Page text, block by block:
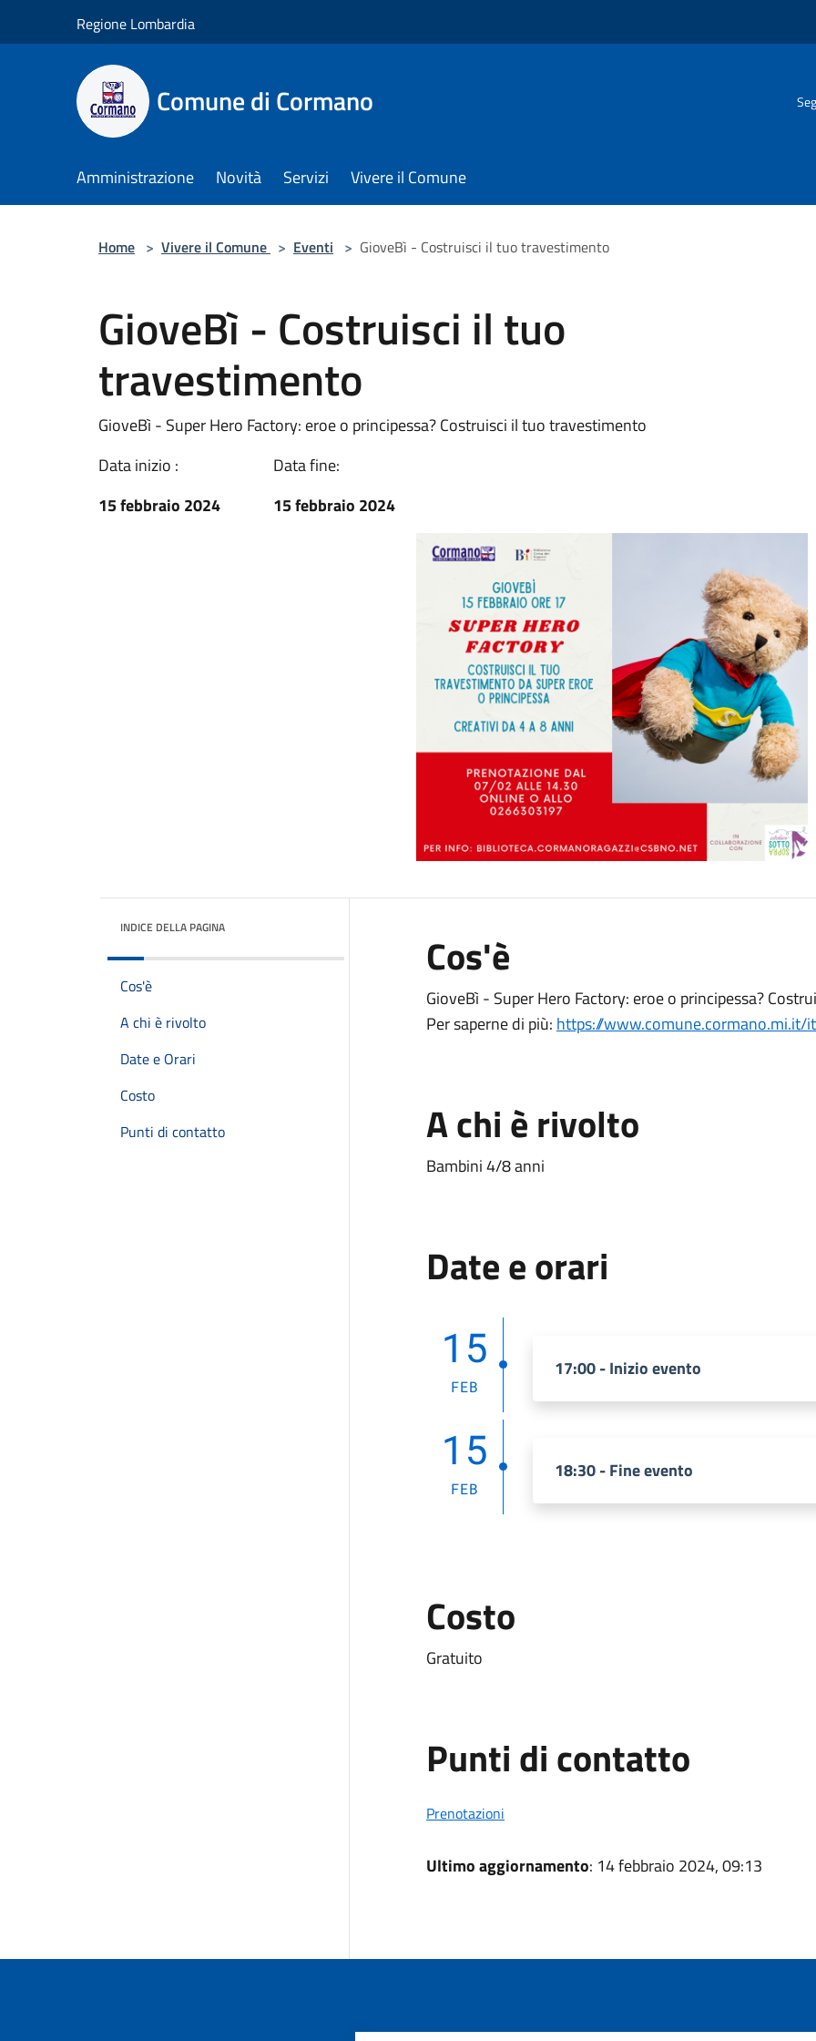
Regione Lombardia
Comune di Cormano
Amministrazione Novità Servizi Vivere il Comune
Home > Vivere il Comune > Eventi > GioveBì - Costruisci il tuo travestimento
GioveBì - Costruisci il tuo
travestimento
GioveBì - Super Hero Factory: eroe o principessa? Costruisci il tuo travestimento
Data inizio :
15 febbraio 2024
Data fine:
15 febbraio 2024
INDICE DELLA PAGINA
Cos'è
A chi è rivolto
Date e Orari
Costo
Punti di contatto
Cos'è
GioveBì - Super Hero Factory: eroe o principessa?
Per saperne di più: https://
A chi è rivolto
Bambini 4/8 anni
Date e orari
15
FEB
17:00 - Inizio evento
15
FEB
18:30 - Fine evento
Costo
Gratuito
Punti di contatto
Prenotazioni
Ultimo aggiornamento: 14 febbraio 2024, 09:13